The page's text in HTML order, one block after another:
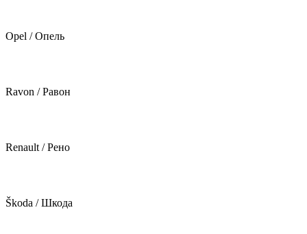
Opel / Опель
Ravon / Равон
Renault / Рено
Škoda / Шкода